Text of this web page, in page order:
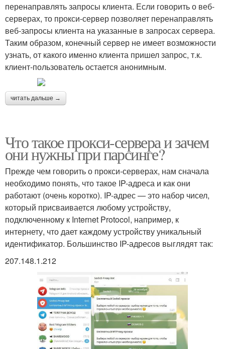
перенаправлять запросы клиента. Если говорить о веб-
серверах, то прокси-сервер позволяет перенаправлять
веб-запросы клиента на указанные в запросах сервера.
Таким образом, конечный сервер не имеет возможности
узнать, от какого именно клиента пришел запрос, т.к.
клиент-пользователь остается анонимным.
читать дальше →
Что такое прокси-сервера и зачем
они нужны при парсинге?
Прежде чем говорить о прокси-серверах, нам сначала
необходимо понять, что такое IP-адреса и как они
работают (очень коротко). IP-адрес — это набор чисел,
который присваивается любому устройству,
подключенному к Internet Protocol, например, к
интернету, что дает каждому устройству уникальный
идентификатор. Большинство IP-адресов выглядят так:
207.148.1.212